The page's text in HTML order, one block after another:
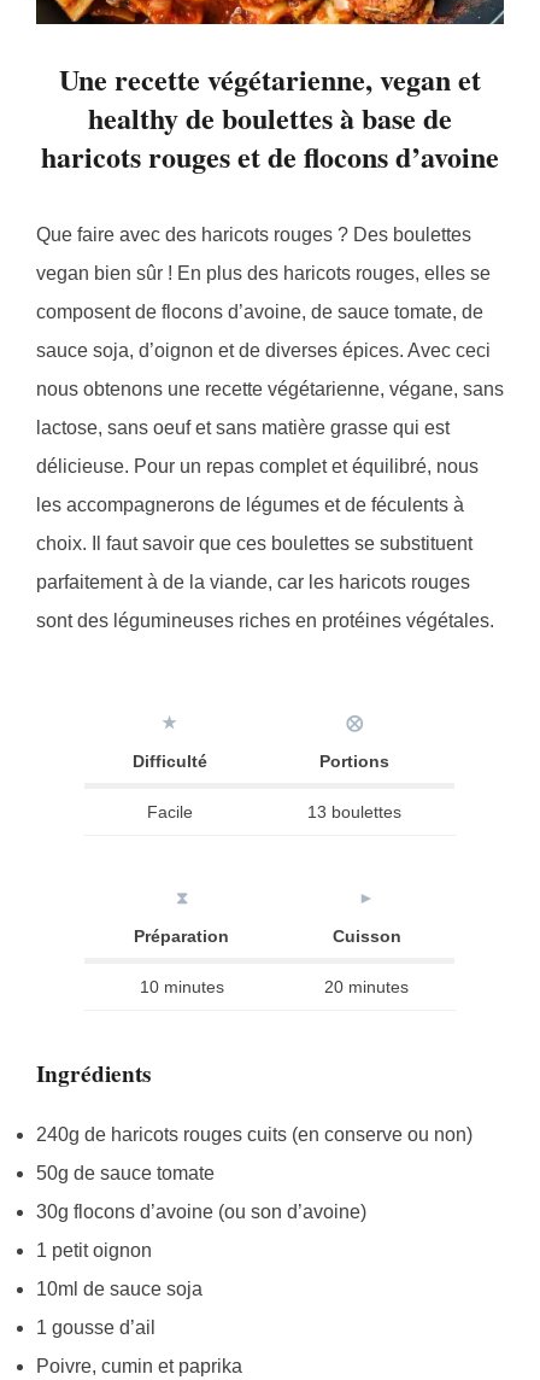
Une recette végétarienne, vegan et
healthy de boulettes à base de
haricots rouges et de flocons d’avoine
Que faire avec des haricots rouges ? Des boulettes
vegan bien sûr ! En plus des haricots rouges, elles se
composent de flocons d’avoine, de sauce tomate, de
sauce soja, d’oignon et de diverses épices. Avec ceci
nous obtenons une recette végétarienne, végane, sans
lactose, sans oeuf et sans matière grasse qui est
délicieuse. Pour un repas complet et équilibré, nous
les accompagnerons de légumes et de féculents à
choix. Il faut savoir que ces boulettes se substituent
parfaitement à de la viande, car les haricots rouges
sont des légumineuses riches en protéines végétales.
★
Difficulté
⨂
Portions
Facile 13 boulettes
⧗
Préparation
►
Cuisson
10 minutes 20 minutes
Ingrédients
240g de haricots rouges cuits (en conserve ou non)
50g de sauce tomate
30g flocons d’avoine (ou son d’avoine)
1 petit oignon
10ml de sauce soja
1 gousse d’ail
Poivre, cumin et paprika